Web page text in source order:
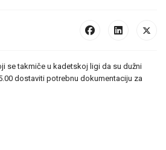
se takmiče u kadetskoj ligi da su dužni
dostaviti potrebnu dokumentaciju za